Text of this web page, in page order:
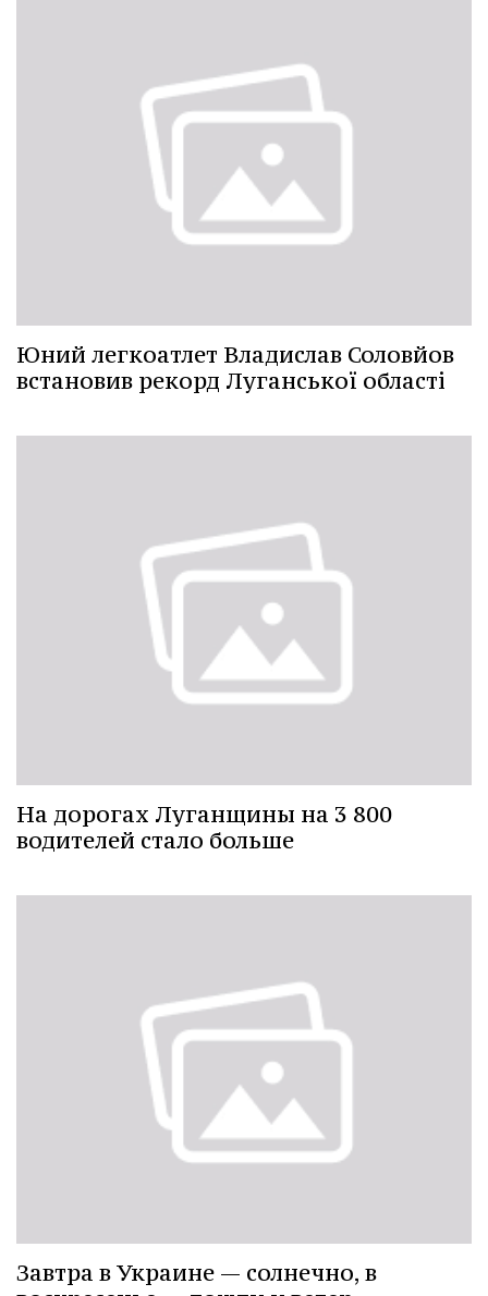
Юний легкоатлет Владислав Соловйов
встановив рекорд Луганської області
На дорогах Луганщины на 3 800
водителей стало больше
Завтра в Украине — солнечно, в